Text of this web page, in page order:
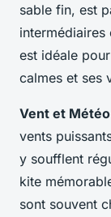
sable fin, est
intermédiaires
est idéale
calmes et ses
Vent et Météo
vents
y soufflent
kite
sont souvent